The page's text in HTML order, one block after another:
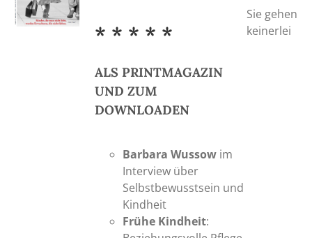
* * * * *
ALS PRINTMAGAZIN
UND ZUM
DOWNLOADEN
Barbara Wussow im
Interview über
Selbstbewusstsein und
Kindheit
Frühe Kindheit:
Sie gehen
keinerlei